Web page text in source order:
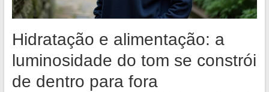
Hidratação e alimentação: a
luminosidade do tom se constrói
de dentro para fora